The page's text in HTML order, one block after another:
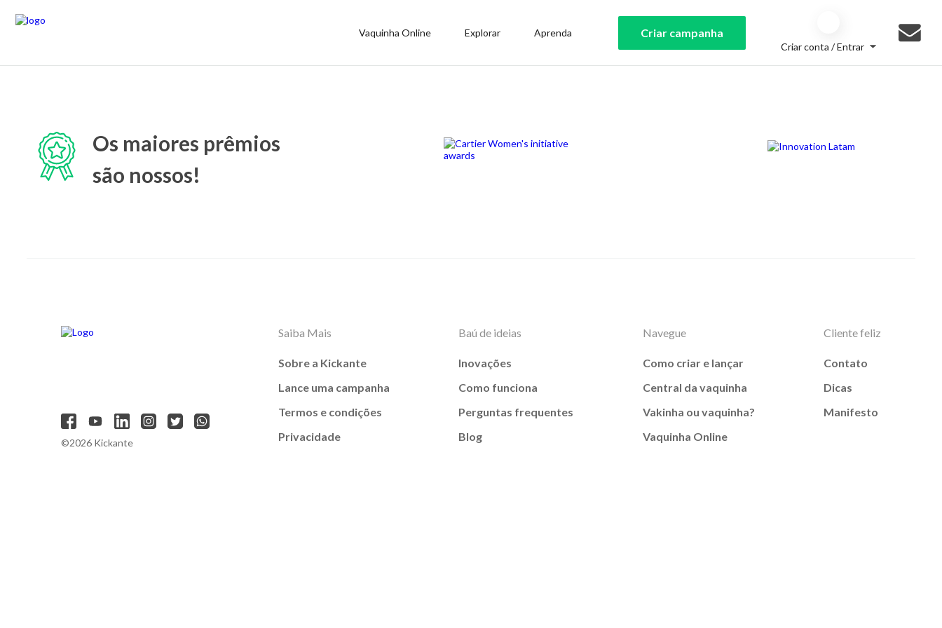
Vaquinha Online Explorar Aprenda Criar campanha
Criar conta / Entrar
Os maiores prêmios
são nossos!
©2026 Kickante
Saiba Mais
Sobre a Kickante
Lance uma campanha
Termos e condições
Privacidade
Baú de ideias
Inovações
Como funciona
Perguntas frequentes
Blog
Navegue
Como criar e lançar
Central da vaquinha
Vakinha ou vaquinha?
Vaquinha Online
Cliente feliz
Contato
Dicas
Manifesto